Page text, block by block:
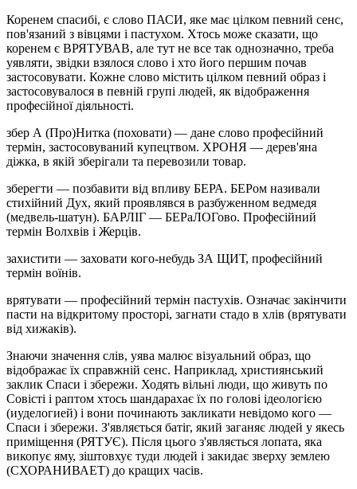
Коренем спасибі, є слово ПАСИ, яке має цілком певний сенс,
пов'язаний з вівцями і пастухом. Хтось може сказати, що
коренем є ВРЯТУВАВ, але тут не все так однозначно, треба
уявляти, звідки взялося слово і хто його першим почав
застосовувати. Кожне слово містить цілком певний образ і
застосовувалося в певній групі людей, як відображення
професійної діяльності.
збер А (Про)Нитка (поховати) — дане слово професійний
термін, застосовуваний купецтвом. ХРОНЯ — дерев'яна
діжка, в якій зберігали та перевозили товар.
зберегти — позбавити від впливу БЕРА. БЕРом називали
стихійний Дух, який проявлявся в разбуженном ведмедя
(медвель-шатун). БАРЛІГ — БЕРаЛОГово. Професійний
термін Волхвів і Жерців.
захистити — заховати кого-небудь ЗА ЩИТ, професійний
термін воїнів.
врятувати — професійний термін пастухів. Означає закінчити
пасти на відкритому просторі, загнати стадо в хлів (врятувати
від хижаків).
Знаючи значення слів, уява малює візуальний образ, що
відображає їх справжній сенс. Наприклад, християнський
заклик Спаси і збережи. Ходять вільні люди, що живуть по
Совісті і раптом хтось шандарахає їх по голові ідеологією
(иуделогией) і вони починають закликати невідомо кого —
Спаси і збережи. З'являється батіг, який заганяє людей у якесь
приміщення (РЯТУЄ). Після цього з'являється лопата, яка
викопує яму, зіштовхує туди людей і закидає зверху землею
(СХОРАНИВАЕТ) до кращих часів.